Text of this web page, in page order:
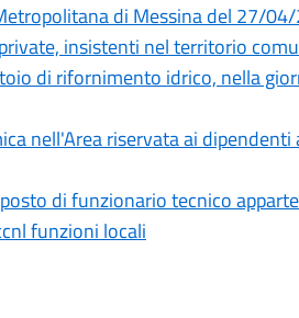
di Messina del 27/
insistenti nel territorio
di rifornimento idrico, nella
nell'Area riservata ai dipendenti
di funzionario tecnico
funzioni locali